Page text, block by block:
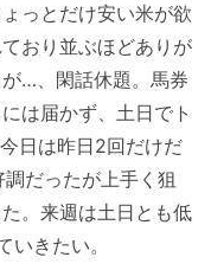
っとだけ安い米が欲
おり並ぶほどありが
…、閑話休題。馬券
は届かず、土日でト
日は昨日2回だけだ
だったが上手く狙
。来週は土日とも低
きたい。